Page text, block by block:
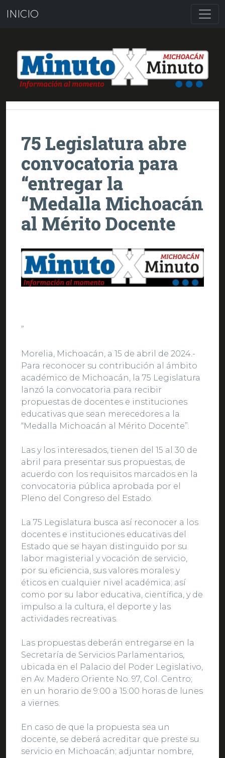
INICIO
75 Legislatura abre
convocatoria para
“entregar la
“Medalla Michoacán
al Mérito Docente
”
Morelia, Michoacán, a 15 de abril de 2024.-
Para reconocer su contribución al ámbito
académico de Michoacán, la 75 Legislatura
lanzó la convocatoria para recibir
propuestas de docentes e instituciones
educativas que sean merecedores a la
“Medalla Michoacán al Mérito Docente”.
Las y los interesados, tienen del 15 al 30 de
abril para presentar sus propuestas, de
acuerdo con los requisitos marcados en la
convocatoria pública aprobada por el
Pleno del Congreso del Estado.
La 75 Legislatura busca así reconocer a los
docentes e instituciones educativas del
Estado que se hayan distinguido por su
labor magisterial y vocación de servicio,
por su eficiencia, sus valores morales y
éticos en cualquier nivel académica; así
como por su labor educativa, científica, y de
impulso a la cultura, el deporte y las
actividades recreativas.
Las propuestas deberán entregarse en la
Secretaría de Servicios Parlamentarios,
ubicada en el Palacio del Poder Legislativo,
en Av. Madero Oriente No. 97, Col. Centro;
en un horario de 9:00 a 15:00 horas de lunes
a viernes.
En caso de que la propuesta sea un
docente, se deberá acreditar que preste su
servicio en Michoacán; adjuntar nombre,